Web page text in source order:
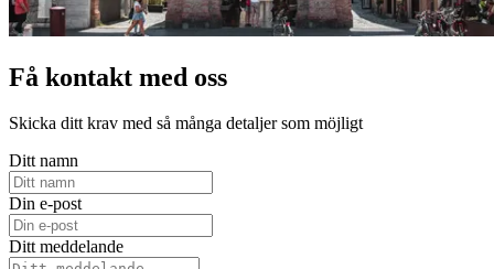
Få kontakt med oss
Skicka ditt krav med så många detaljer som möjligt
Ditt namn
Din e-post
Ditt meddelande